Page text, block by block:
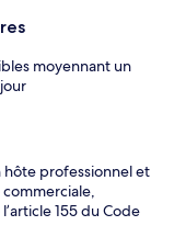
moyennant un
professionnel et
155 du Code